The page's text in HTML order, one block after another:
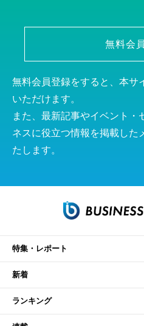
無料会
無料会員登録をすると、本サ
いただけます。
また、最新記事やイベント・
ネスに役立つ情報を掲載した
たします。
特集・レポート
新着
ランキング